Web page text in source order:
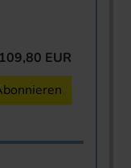
109,80 EUR